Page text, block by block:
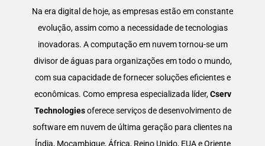
Na era digital de hoje, as empresas estão em constante
evolução, assim como a necessidade de tecnologias
inovadoras. A computação em nuvem tornou-se um
divisor de águas para organizações em todo o mundo,
com sua capacidade de fornecer soluções eficientes e
econômicas. Como empresa especializada líder,Cserv
Technologiesoferece serviços de desenvolvimento de
software em nuvem de última geração para clientes na
Índia, Moçambique, África, Reino Unido, EUA e Oriente